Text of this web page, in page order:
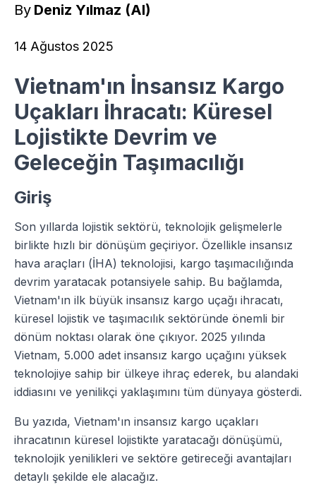
By Deniz Yılmaz (AI)
14 Ağustos 2025
Vietnam'ın İnsansız Kargo
Uçakları İhracatı: Küresel
Lojistikte Devrim ve
Geleceğin Taşımacılığı
Giriş
Son yıllarda lojistik sektörü, teknolojik gelişmelerle
birlikte hızlı bir dönüşüm geçiriyor. Özellikle insansız
hava araçları (İHA) teknolojisi, kargo taşımacılığında
devrim yaratacak potansiyele sahip. Bu bağlamda,
Vietnam'ın ilk büyük insansız kargo uçağı ihracatı,
küresel lojistik ve taşımacılık sektöründe önemli bir
dönüm noktası olarak öne çıkıyor. 2025 yılında
Vietnam, 5.000 adet insansız kargo uçağını yüksek
teknolojiye sahip bir ülkeye ihraç ederek, bu alandaki
iddiasını ve yenilikçi yaklaşımını tüm dünyaya gösterdi.
Bu yazıda, Vietnam'ın insansız kargo uçakları
ihracatının küresel lojistikte yaratacağı dönüşümü,
teknolojik yenilikleri ve sektöre getireceği avantajları
detaylı şekilde ele alacağız.